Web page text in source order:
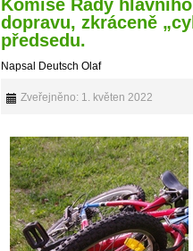
Komise Rady
dopravu, zkráceně
předsedu.
Napsal Deutsch Olaf
Zveřejněno: 1. květen 2022